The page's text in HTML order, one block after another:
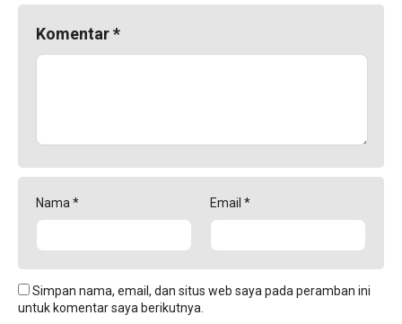
Komentar*
Nama * Email *
Simpan nama, email, dan situs web saya pada peramban ini
untuk komentar saya berikutnya.